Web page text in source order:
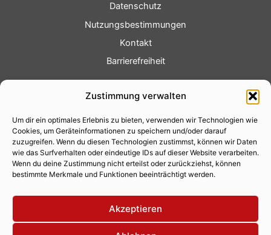
Zustimmung verwalten
Um dir ein optimales Erlebnis zu bieten, verwenden wir Technologien wie
Cookies, um Geräteinformationen zu speichern und/oder darauf
zuzugreifen. Wenn du diesen Technologien zustimmst, können wir Daten
wie das Surfverhalten oder eindeutige IDs auf dieser Website verarbeiten.
Wenn du deine Zustimmung nicht erteilst oder zurückziehst, können
bestimmte Merkmale und Funktionen beeinträchtigt werden.
Akzeptieren
Datenschutz
Nutzungsbestimmungen
Kontakt
Barrierefreiheit
Fotoservice
Videoservice
Werbung
Contenterstellung
Lokalnachrichten
Lokalfernsehen
Eventkalender